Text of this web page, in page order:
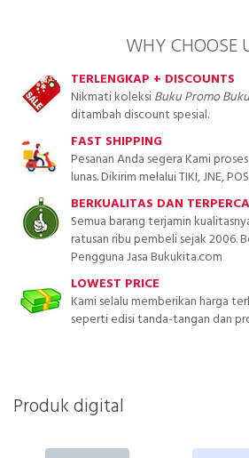
WHY CHOOSE
TERLENGKAP + DISCOUNTS
Nikmati koleksiBuku Promo
ditambah discount spesial.
FAST SHIPPING
Pesanan Anda segera Kami
lunas. Dikirim melalui TIKI, JNE,
BERKUALITAS DAN
Semua barang terjamin
ratusan ribu pembeli sejak 2006.
Pengguna Jasa Bukukita.com
LOWEST PRICE
Kami selalu memberikan harga
seperti edisi tanda-tangan dan
Produk digital